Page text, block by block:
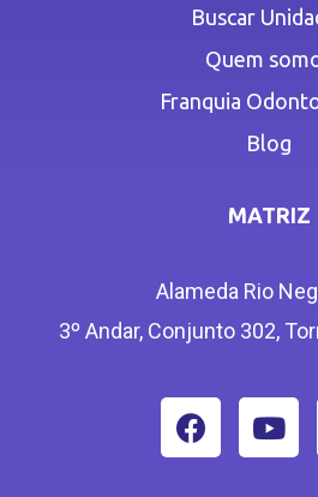
Buscar
Quem
Franquia
Blog
MATRIZ
Alameda Rio
3º Andar, Conjunto 302,